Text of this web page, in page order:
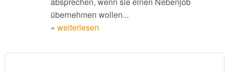
übernehmen wollen...
» weiterlesen